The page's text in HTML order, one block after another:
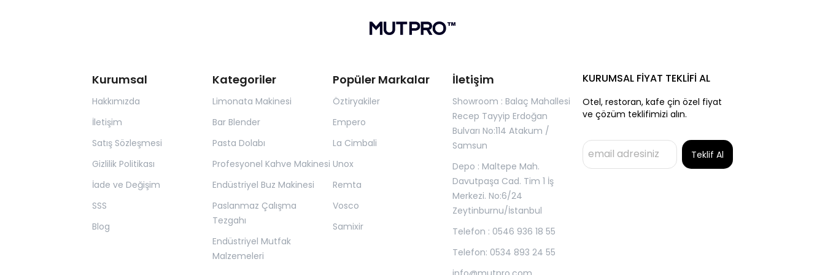
Kurumsal
Hakkımızda
İletişim
Satış Sözleşmesi
Gizlilik Politikası
İade ve Değişim
SSS
Blog
Kategoriler
Limonata Makinesi
Bar Blender
Pasta Dolabı
Profesyonel Kahve Makinesi
Endüstriyel Buz Makinesi
Paslanmaz Çalışma
Tezgahı
Endüstriyel Mutfak
Malzemeleri
Popüler Markalar
Öztiryakiler
Empero
La Cimbali
Unox
Remta
Vosco
Samixir
İletişim
Showroom : Balaç Mahallesi
Recep Tayyip Erdoğan
Bulvarı No:114 Atakum /
Samsun
Depo : Maltepe Mah.
Davutpaşa Cad. Tim 1 İş
Merkezi. No:6/24
Zeytinburnu/İstanbul
Telefon : 0546 936 18 55
Telefon: 0534 893 24 55
KURUMSAL FİYAT TEKLİFİ AL
Otel, restoran, kafe çin özel fiyat
ve çözüm teklifimizi alın.
Teklif Al